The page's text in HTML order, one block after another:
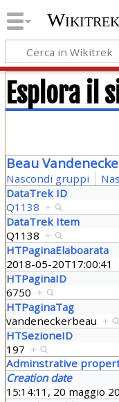
Wikitrek
Esplora il
Beau
Nascondi gruppi
DataTrek ID
Q1138 +
DataTrek Item
Q1138 +
HTPaginaElaboarata
2018-05-20T17:00:41
HTPaginaID
6750 +
HTPaginaTag
vandeneckerbeau +
HTSezioneID
197 +
Adminstrative
Creation date
15:14:11, 20 maggio